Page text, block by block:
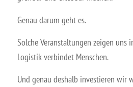
Genau darum geht es.
Solche Veranstaltungen zeigen uns
Logistik verbindet Menschen.
Und genau deshalb investieren wir